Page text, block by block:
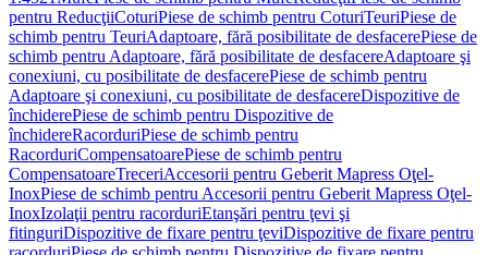
pentru ReducţiiCoturiPiese de schimb pentru CoturiTeuriPiese de
schimb pentru TeuriAdaptoare, fără posibilitate de desfacerePiese de
schimb pentru Adaptoare, fără posibilitate de desfacereAdaptoare şi
conexiuni, cu posibilitate de desfacerePiese de schimb pentru
Adaptoare şi conexiuni, cu posibilitate de desfacereDispozitive de
închiderePiese de schimb pentru Dispozitive de
închidereRacorduriPiese de schimb pentru
RacorduriCompensatoarePiese de schimb pentru
CompensatoareTreceriAccesorii pentru Geberit Mapress Oţel-
InoxPiese de schimb pentru Accesorii pentru Geberit Mapress Oţel-
InoxIzolaţii pentru racorduriEtanşări pentru ţevi şi
fitinguriDispozitive de fixare pentru ţeviDispozitive de fixare pentru